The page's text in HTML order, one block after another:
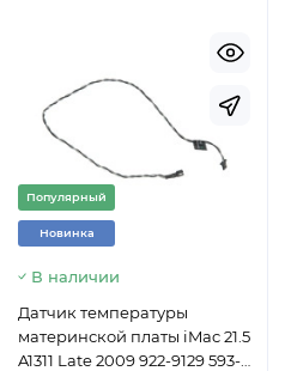
Популярный
Новинка
В наличии
Датчик температуры
материнской платы iMac 21.5
A1311 Late 2009 922-9129 593-